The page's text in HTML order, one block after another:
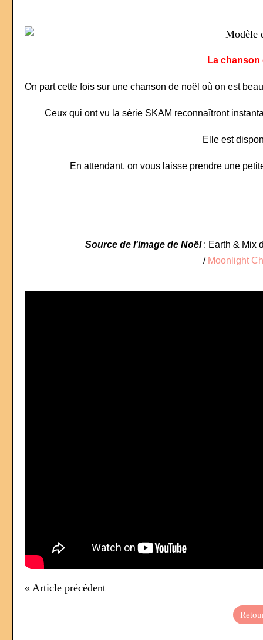
La
On part cette fois sur une chanson de noël où on est
Ceux qui ont vu la série SKAM reconnaîtront
Elle est
En attendant, on vous laisse prendre une
Source de l'image de Noël: Earth & Mix
/ Moonlight
« Article précédent